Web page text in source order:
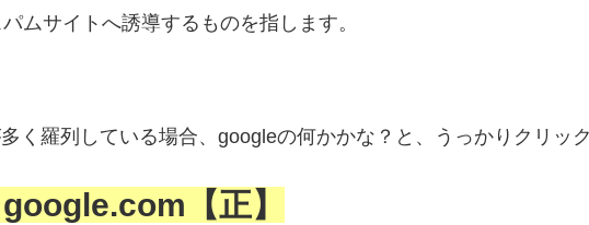
ムサイトへ誘導するものを指します。
く羅列している場合、googleの何かかな？と、 うっかりクリッ
【正】